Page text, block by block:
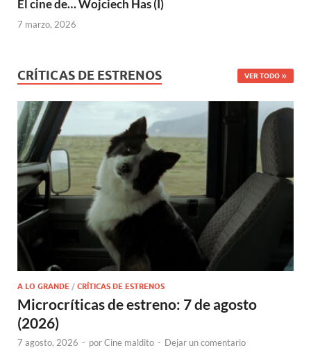
El cine de… Wojciech Has (I)
7 marzo, 2026
CRÍTICAS DE ESTRENOS VER TODO
A LO GRANDE / CRÍTICAS DE ESTRENOS
Microcríticas de estreno: 7 de agosto
(2026)
7 agosto, 2026 - porCine maldito - Dejar un comentario